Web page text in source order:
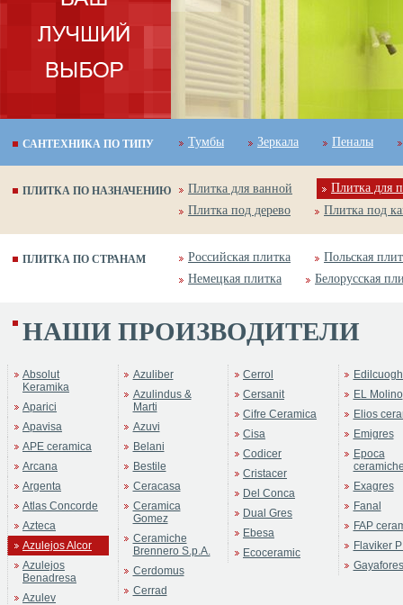
САНТЕХНИКА ПО ТИПУ Тумбы Зеркала Пеналы
ПЛИТКА ПО НАЗНАЧЕНИЮ Плитка для ванной
Плитка для
Плитка под дерево
Плитка под
ПЛИТКА ПО СТРАНАМ Российская плитка
Польская
Немецкая плитка
Белорусская
НАШИ ПРОИЗВОДИТЕЛИ
Absolut
Keramika
Aparici
Apavisa
APE ceramica
Arcana
Argenta
Atlas Concorde
Azteca
Azulejos Alcor
Azulejos
Benadresa
Azulev
Azuliber
Azulindus &
Marti
Azuvi
Belani
Bestile
Ceracasa
Ceramica
Gomez
Ceramiche
Brennero S.p.A.
Cerdomus
Cerrad
Cerrol
Cersanit
Cifre Ceramica
Cisa
Codicer
Cristacer
Del Conca
Dual Gres
Ebesa
Ecoceramic
EL Molino
Elios
Emigres
Epoca
Exagres
Fanal
FAP
Flaviker
Gayafores